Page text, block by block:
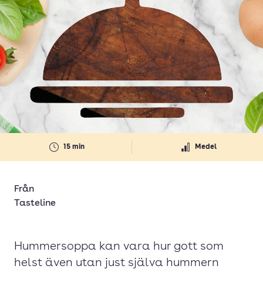
15 min Medel
Från
Tasteline
Hummersoppa kan vara hur gott som
helst även utan just själva hummern